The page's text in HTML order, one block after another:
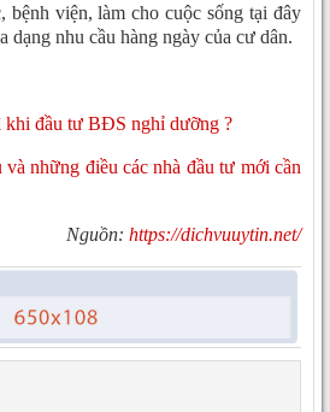
bệnh viện, làm cho cuộc sống tại đây
dạng nhu cầu hàng ngày của cư dân.
khi đầu tư BĐS nghỉ dưỡng ?
và những điều các nhà đầu tư mới cần
Nguồn: https://dichvuuytin.net/